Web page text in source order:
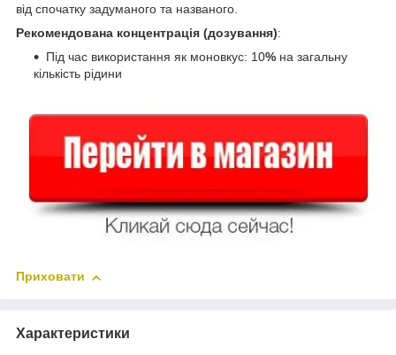
від спочатку задуманого та названого.
Рекомендована концентрація (дозування):
Під час використання як моновкус: 10% на загальну
кількість рідини
Приховати
Характеристики